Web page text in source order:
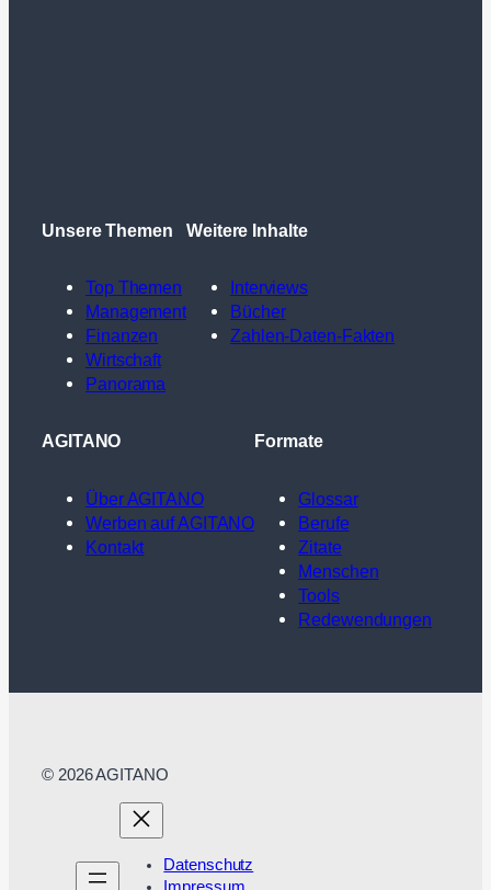
Unsere Themen
Top Themen
Management
Finanzen
Wirtschaft
Panorama
Weitere Inhalte
Interviews
Bücher
Zahlen-Daten-Fakten
AGITANO
Über AGITANO
Werben auf AGITANO
Kontakt
Formate
Glossar
Berufe
Zitate
Menschen
Tools
Redewendungen
© 2026 AGITANO
Datenschutz